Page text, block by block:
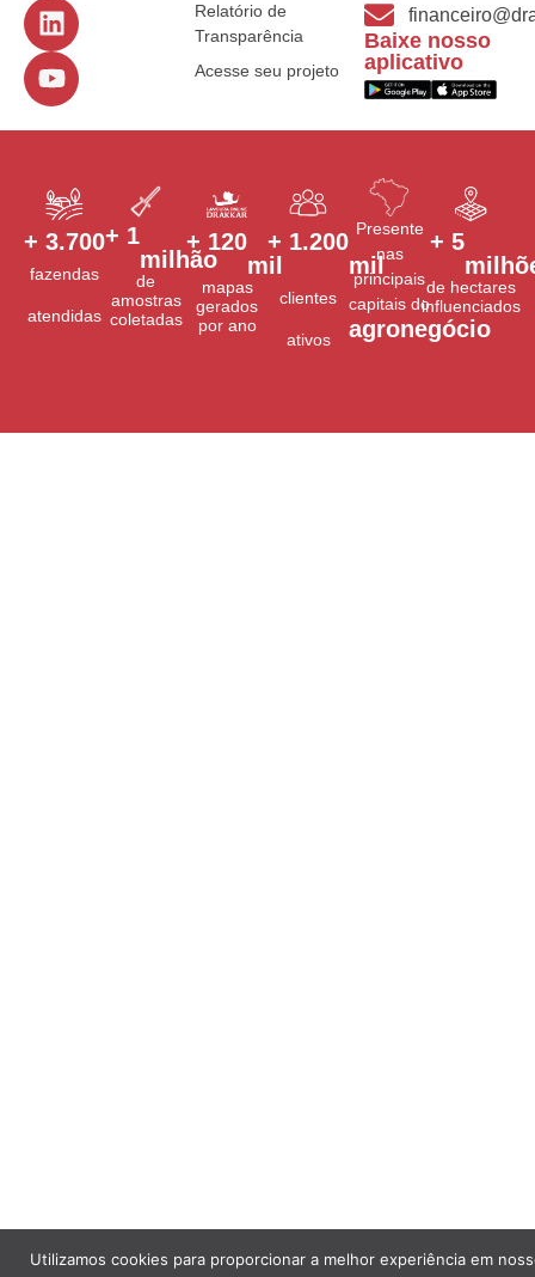
Relatório de
Transparência
Acesse seu projeto
Baixe nosso
aplicativo
fazendas
atendidas
+ 3.700
de
amostras
coletadas
+ 1
milhão
mapas
gerados
por ano
+ 120
mil
clientes
ativos
+ 1.200
mil
Presente
nas
principais
capitais do
agronegócio
de hectares
influenciados
+ 5
Utilizamos cookies para proporcionar a melhor experiência em